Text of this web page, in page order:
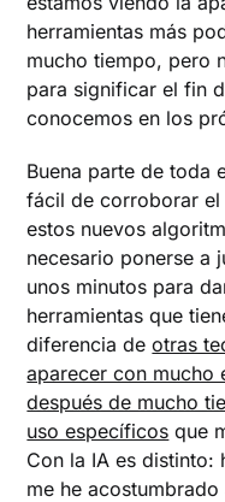
herramientas más
mucho tiempo, pero
para significar el fin
conocemos en los
Buena parte de toda
fácil de corroborar el
estos nuevos
necesario ponerse a
unos minutos para
herramientas que
diferencia deotras
aparecer con mucho
después de mucho
uso específicos que
Con la IA es distinto:
me he